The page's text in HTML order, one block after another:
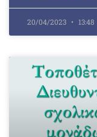
20/04/2023 13:48